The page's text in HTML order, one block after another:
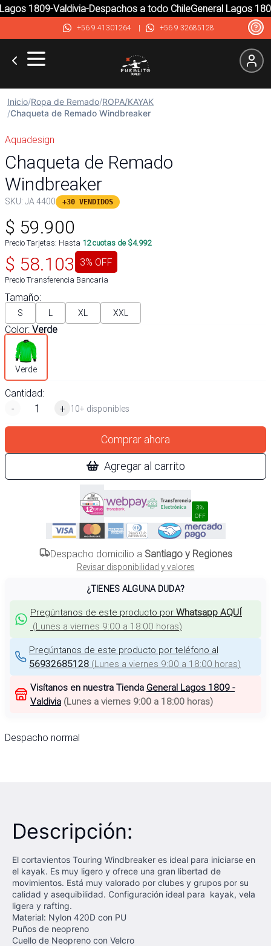
1809-Valdivia-Despachos a todo ChileGeneral Lagos
+56 9 41301264| +56 9 32685128
Inicio/Ropa de Remado/ROPA/KAYAK
/Chaqueta de Remado Windbreaker
Aquadesign
Chaqueta de Remado
Windbreaker
SKU: JA 4400 +30 VENDIDOS
$ 59.900
Precio Tarjetas: Hasta 12cuotas de $4.992
$ 58.103 3% OFF
Precio Transferencia Bancaria
Tamaño:
S L XL XXL
Color: Verde
Verde
Cantidad:
-
+ 10+ disponibles
Comprar ahora
Agregar al carrito
3%
OFF
Despacho domicilio a Santiago y Regiones
Revisar disponibilidad y valores
¿TIENES ALGUNA DUDA?
Pregúntanos de este producto por Whatsapp AQUÍ
(Lunes a viernes 9:00 a 18:00 horas)
Pregúntanos de este producto por teléfono al
56932685128 (Lunes a viernes 9:00 a 18:00 horas)
Visítanos en nuestra Tienda General Lagos 1809 -
Valdivia (Lunes a viernes 9:00 a 18:00 horas)
Despacho normal
Descripción:
El cortavientos Touring Windbreaker es ideal para iniciarse en
el kayak. Es muy ligero y ofrece una gran libertad de
movimientos. Está muy valorado por clubes y grupos por su
calidad y asequibilidad. Configuración ideal para kayak, vela
ligera y rafting.
Material: Nylon 420D con PU
Puños de neopreno
Cuello de Neopreno con Velcro